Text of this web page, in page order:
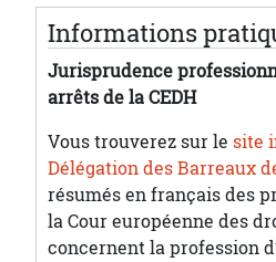
Informations
Jurisprudence
arrêts de la CEDH
Vous trouverez sur le site
Délégation des Barreaux
résumés en français des
la Cour européenne des
concernent la profession